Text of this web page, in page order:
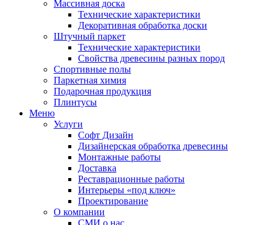
Массивная доска
Технические характеристики
Декоративная обработка доски
Штучный паркет
Технические характеристики
Свойства древесины разных пород
Спортивные полы
Паркетная химия
Подарочная продукция
Плинтусы
Меню
Услуги
Софт Дизайн
Дизайнерская обработка древесины
Монтажные работы
Доставка
Реставрационные работы
Интерьеры «под ключ»
Проектирование
О компании
СМИ о нас